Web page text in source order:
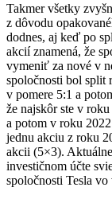
Takmer všetky
z dôvodu
dodnes, aj keď po
akcií znamená, že
vymeniť za nové v
spoločnosti bol split
v pomere 5:1 a
že najskôr ste v
a potom v roku
jednu akciu z roku
akcii (5×3).
investičnom účte
spoločnosti Tesla